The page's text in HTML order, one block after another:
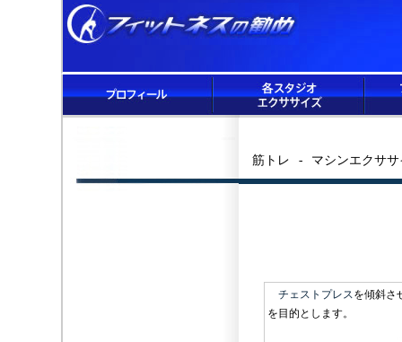
筋トレ - マシンエクサ
チェストプレスを傾斜さ
を目的と